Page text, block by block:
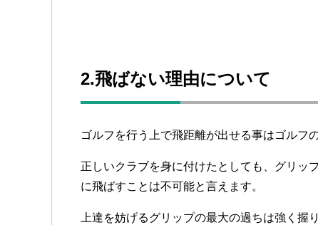
2.飛ばない理由について
ゴルフを行う上で飛距離が出せる事はゴルフ
正しいクラブを身に付けたとしても、グリッ
に飛ばすことは不可能と言えます。
上達を妨げるグリップの最大の過ちは強く